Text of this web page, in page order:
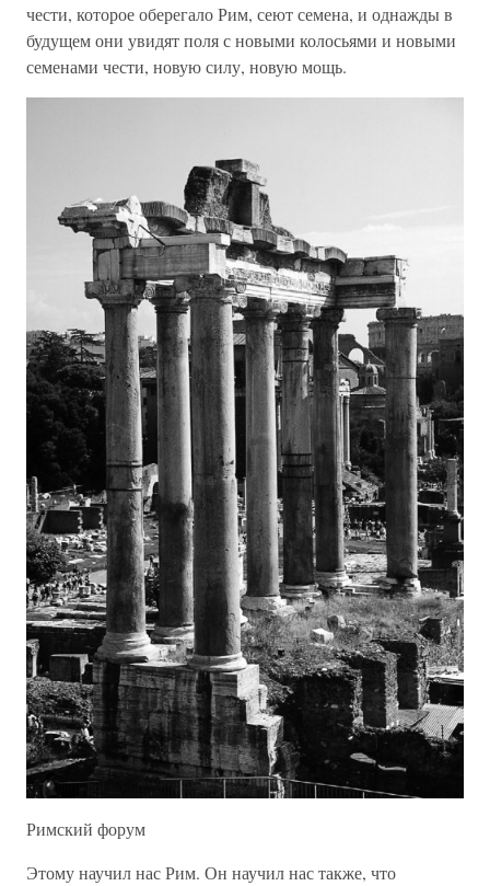
чести, которое оберегало Рим, сеют семена, и однажды в
будущем они увидят поля с новыми колосьями и новыми
семенами чести, новую силу, новую мощь.
Римский форум
Этому научил нас Рим. Он научил нас также, что